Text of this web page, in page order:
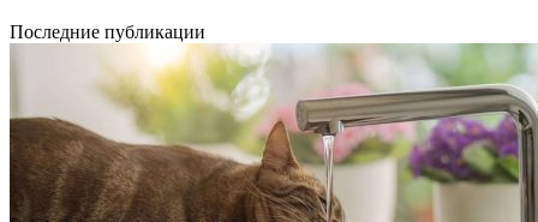
Последние публикации